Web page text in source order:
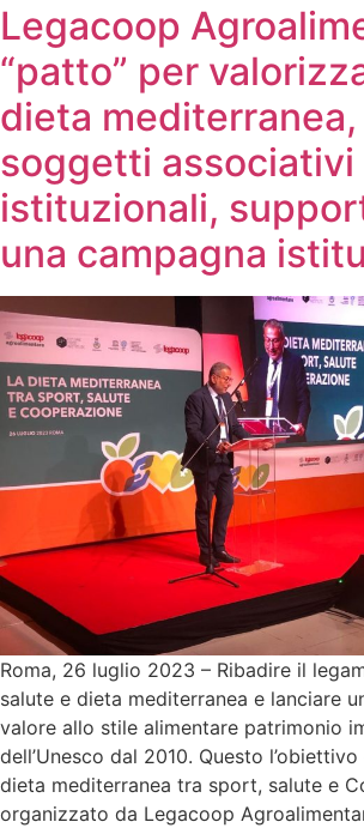
Legacoop
“patto” per
dieta
soggetti associativi
istituzionali,
una campagna
Roma, 26 luglio 2023 – Ribadire il
salute e dieta mediterranea e lanciare
valore allo stile alimentare patrimonio
dell’Unesco dal 2010. Questo l’obiettivo
dieta mediterranea tra sport, salute e
organizzato da Legacoop